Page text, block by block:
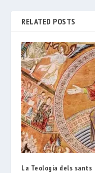
RELATED POSTS
La Teologia dels sants